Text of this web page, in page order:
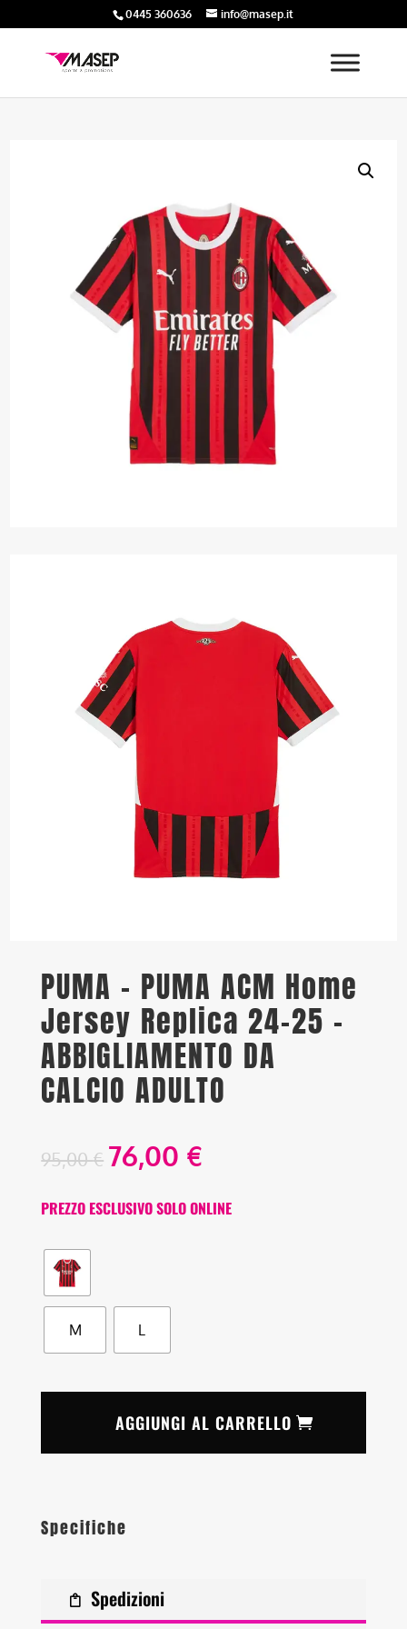
0445 360636 info@masep.it
PUMA – PUMA ACM Home
Jersey Replica 24-25 –
ABBIGLIAMENTO DA
CALCIO ADULTO
95,00€ 76,00 €
PREZZO ESCLUSIVO SOLO ONLINE
M L
AGGIUNGI AL CARRELLO
Specifiche
Spedizioni